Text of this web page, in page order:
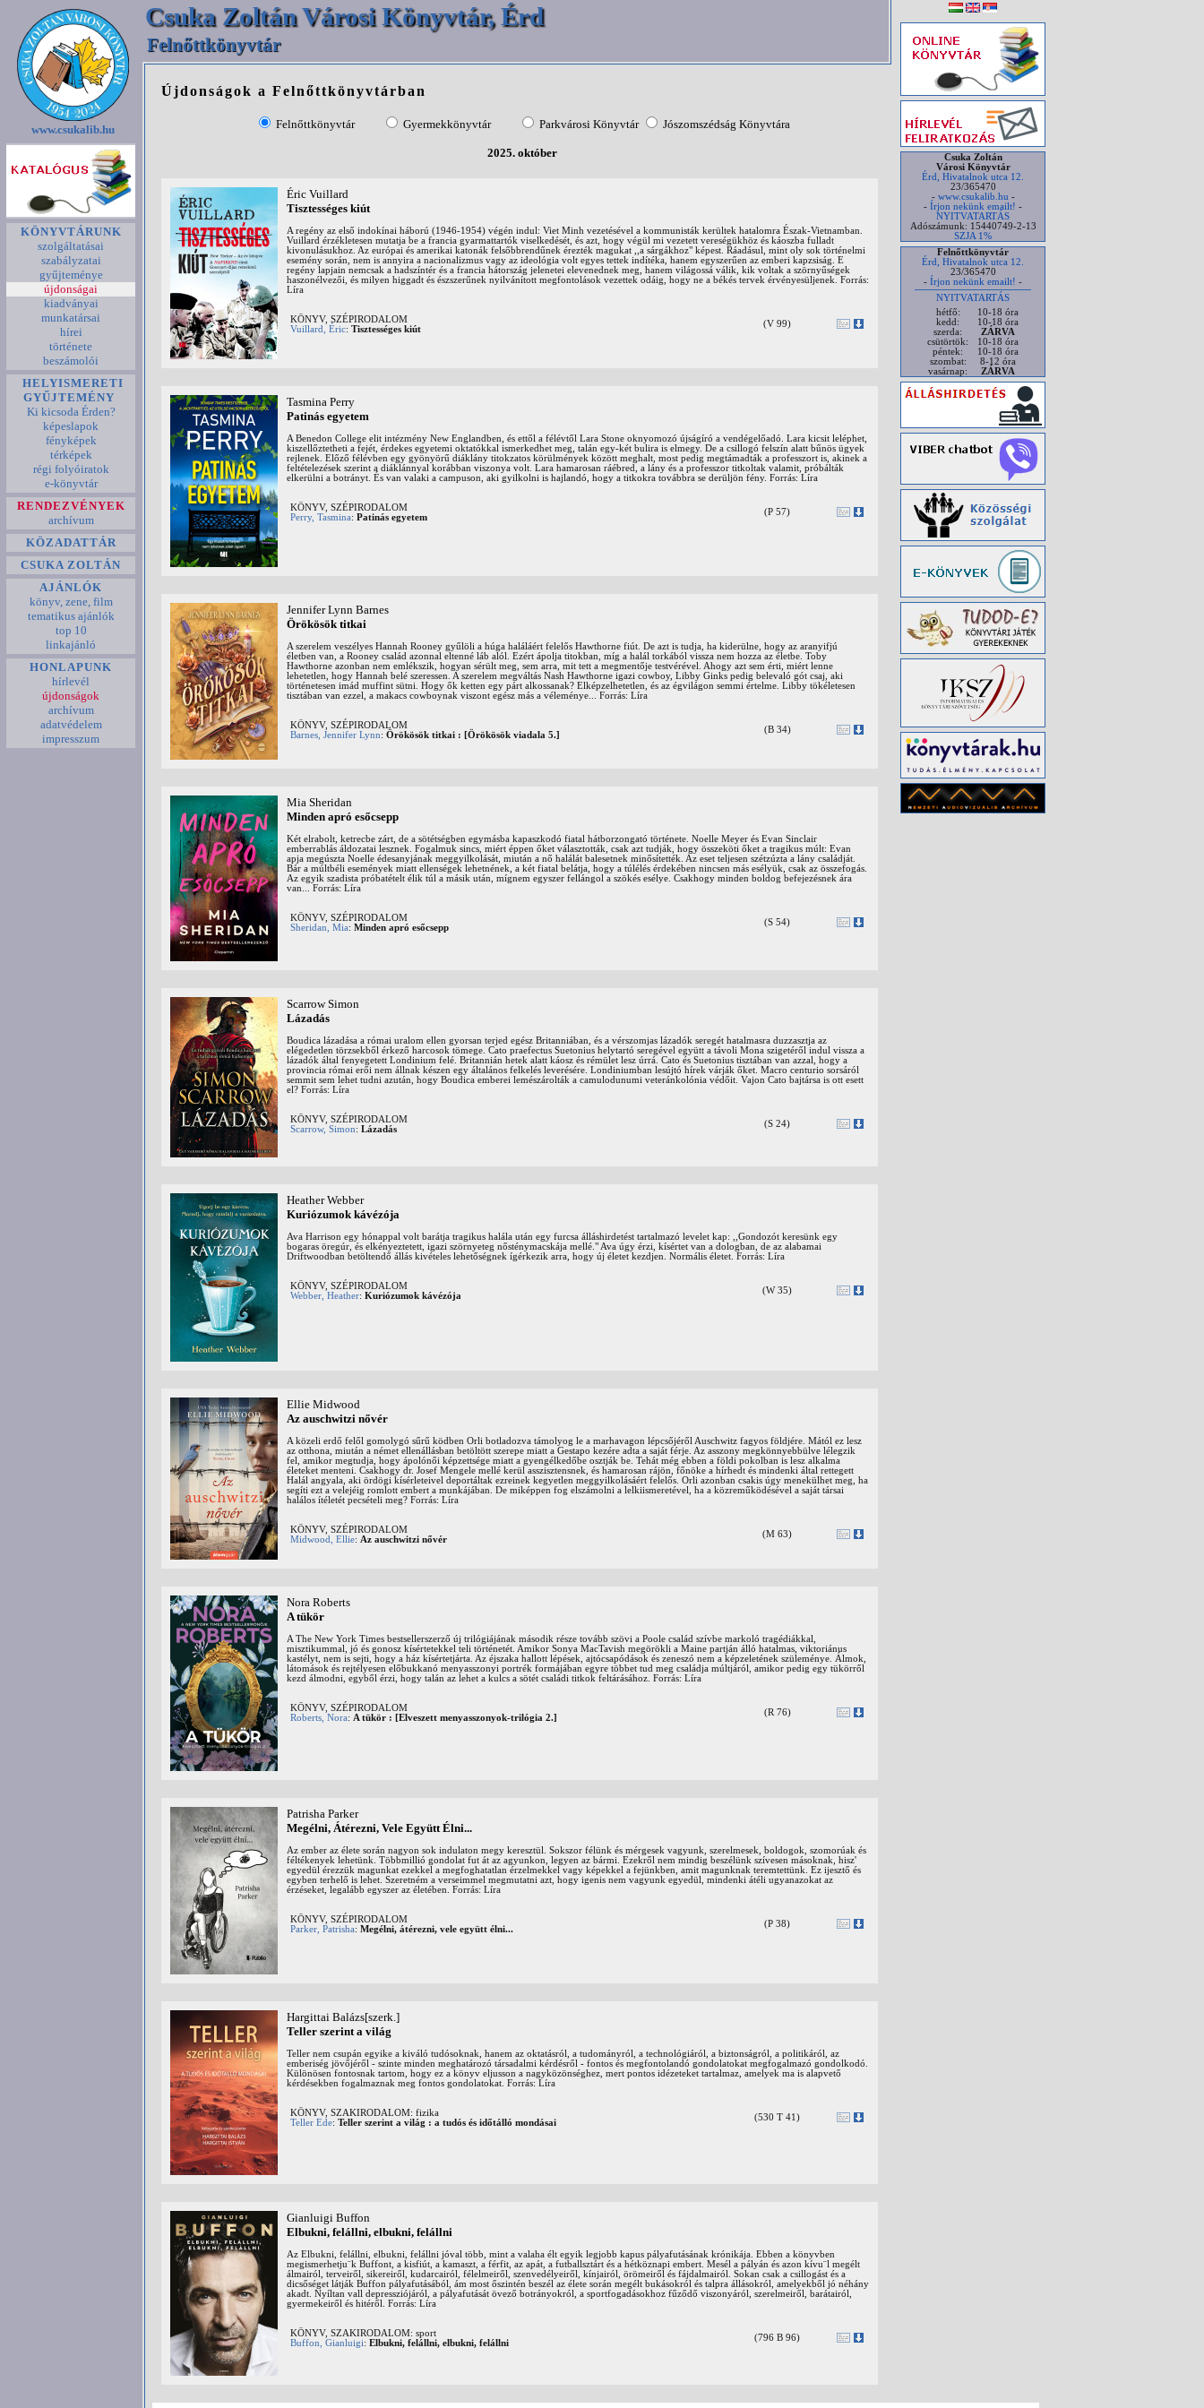
Csuka Zoltán Városi Könyvtár, Érd
Felnőttkönyvtár
www.csukalib.hu
KÖNYVTÁRUNK
szolgáltatásai
szabályzatai
gyűjteménye
újdonságai
kiadványai
munkatársai
hírei
története
beszámolói
HELYISMERETI
GYŰJTEMÉNY
Ki kicsoda Érden?
képeslapok
fényképek
térképek
régi folyóiratok
e-könyvtár
RENDEZVÉNYEK
archívum
KÖZADATTÁR
CSUKA ZOLTÁN
AJÁNLÓK
könyv, zene, film
tematikus ajánlók
top 10
linkajánló
HONLAPUNK
hírlevél
újdonságok
archívum
adatvédelem
impresszum
Újdonságok a Felnőttkönyvtárban
Felnőttkönyvtár Gyermekkönyvtár Parkvárosi Könyvtár Jószomszédság Könyvtára
2025. október
Éric Vuillard
Tisztességes kiút
A regény az első indokínai háború (1946-1954) végén indul: Viet Minh vezetésével a kommunisták kerültek hatalomra Észak-Vietnamban.
Vuillard érzékletesen mutatja be a francia gyarmattartók viselkedését, és azt, hogy végül mi vezetett vereségükhöz és káoszba fulladt
kivonulásukhoz. Az európai és amerikai katonák felsőbbrendűnek érezték magukat ,,a sárgákhoz" képest. Ráadásul, mint oly sok történelmi
esemény során, nem is annyira a nacionalizmus vagy az ideológia volt egyes tettek indítéka, hanem egyszerűen az emberi kapzsiság. E
regény lapjain nemcsak a hadszíntér és a francia hátország jelenetei elevenednek meg, hanem világossá válik, kik voltak a szörnyűségek
haszonélvezői, és milyen higgadt és észszerűnek nyilvánított megfontolások vezettek odáig, hogy ne a békés tervek érvényesüljenek. Forrás:
Líra
KÖNYV, SZÉPIRODALOM
Vuillard, Éric: Tisztességes kiút
(V 99)
Tasmina Perry
Patinás egyetem
A Benedon College elit intézmény New Englandben, és ettől a félévtől Lara Stone oknyomozó újságíró a vendégelőadó. Lara kicsit leléphet,
kiszellőztetheti a fejét, érdekes egyetemi oktatókkal ismerkedhet meg, talán egy-két bulira is elmegy. De a csillogó felszín alatt bűnös ügyek
rejlenek. Előző félévben egy gyönyörű diáklány titokzatos körülmények között meghalt, most pedig megtámadták a professzort is, akinek a
feltételezések szerint a diáklánnyal korábban viszonya volt. Lara hamarosan ráébred, a lány és a professzor titkoltak valamit, próbálták
elkerülni a botrányt. És van valaki a campuson, aki gyilkolni is hajlandó, hogy a titkokra továbbra se derüljön fény. Forrás: Líra
KÖNYV, SZÉPIRODALOM
Perry, Tasmina: Patinás egyetem
(P 57)
Jennifer Lynn Barnes
Örökösök titkai
A szerelem veszélyes Hannah Rooney gyűlöli a húga haláláért felelős Hawthorne fiút. De azt is tudja, ha kiderülne, hogy az aranyifjú
életben van, a Rooney család azonnal eltenné láb alól. Ezért ápolja titokban, míg a halál torkából vissza nem hozza az életbe. Toby
Hawthorne azonban nem emlékszik, hogyan sérült meg, sem arra, mit tett a megmentője testvérével. Ahogy azt sem érti, miért lenne
lehetetlen, hogy Hannah belé szeressen. A szerelem megváltás Nash Hawthorne igazi cowboy, Libby Ginks pedig belevaló gót csaj, aki
történetesen imád muffint sütni. Hogy ők ketten egy párt alkossanak? Elképzelhetetlen, és az égvilágon semmi értelme. Libby tökéletesen
tisztában van ezzel, a makacs cowboynak viszont egész más a véleménye... Forrás: Líra
KÖNYV, SZÉPIRODALOM
Barnes, Jennifer Lynn: Örökösök titkai : [Örökösök viadala 5.]
(B 34)
Mia Sheridan
Minden apró esőcsepp
Két elrabolt, ketrecbe zárt, de a sötétségben egymásba kapaszkodó fiatal hátborzongató története. Noelle Meyer és Evan Sinclair
emberrablás áldozatai lesznek. Fogalmuk sincs, miért éppen őket választották, csak azt tudják, hogy összeköti őket a tragikus múlt: Evan
apja megúszta Noelle édesanyjának meggyilkolását, miután a nő halálát balesetnek minősítették. Az eset teljesen szétzúzta a lány családját.
Bár a múltbéli események miatt ellenségek lehetnének, a két fiatal belátja, hogy a túlélés érdekében nincsen más esélyük, csak az összefogás.
Az egyik szadista próbatételt élik túl a másik után, mígnem egyszer fellángol a szökés esélye. Csakhogy minden boldog befejezésnek ára
van... Forrás: Líra
KÖNYV, SZÉPIRODALOM
Sheridan, Mia: Minden apró esőcsepp
(S 54)
Scarrow Simon
Lázadás
Boudica lázadása a római uralom ellen gyorsan terjed egész Britanniában, és a vérszomjas lázadók seregét hatalmasra duzzasztja az
elégedetlen törzsekből érkező harcosok tömege. Cato praefectus Suetonius helytartó seregével együtt a távoli Mona szigetéről indul vissza a
lázadók által fenyegetett Londinium felé. Britannián hetek alatt káosz és rémület lesz úrrá. Cato és Suetonius tisztában van azzal, hogy a
provincia római erői nem állnak készen egy általános felkelés leverésére. Londiniumban lesújtó hírek várják őket. Macro centurio sorsáról
semmit sem lehet tudni azután, hogy Boudica emberei lemészárolták a camulodunumi veteránkolónia védőit. Vajon Cato bajtársa is ott esett
el? Forrás: Líra
KÖNYV, SZÉPIRODALOM
Scarrow, Simon: Lázadás
(S 24)
Heather Webber
Kuriózumok kávézója
Ava Harrison egy hónappal volt barátja tragikus halála után egy furcsa álláshirdetést tartalmazó levelet kap: ,,Gondozót keresünk egy
bogaras öregúr, és elkényeztetett, igazi szörnyeteg nősténymacskája mellé." Ava úgy érzi, kísértet van a dologban, de az alabamai
Driftwoodban betöltendő állás kivételes lehetőségnek ígérkezik arra, hogy új életet kezdjen. Normális életet. Forrás: Líra
KÖNYV, SZÉPIRODALOM
Webber, Heather: Kuriózumok kávézója
(W 35)
Ellie Midwood
Az auschwitzi nővér
A közeli erdő felől gomolygó sűrű ködben Orli botladozva támolyog le a marhavagon lépcsőjéről Auschwitz fagyos földjére. Mától ez lesz
az otthona, miután a német ellenállásban betöltött szerepe miatt a Gestapo kezére adta a saját férje. Az asszony megkönnyebbülve lélegzik
fel, amikor megtudja, hogy ápolónői képzettsége miatt a gyengélkedőbe osztják be. Tehát még ebben a földi pokolban is lesz alkalma
életeket menteni. Csakhogy dr. Josef Mengele mellé kerül asszisztensnek, és hamarosan rájön, főnöke a hírhedt és mindenki által rettegett
Halál angyala, aki ördögi kísérleteivel deportáltak ezreinek kegyetlen meggyilkolásáért felelős. Orli azonban csakis úgy menekülhet meg, ha
segíti ezt a velejéig romlott embert a munkájában. De miképpen fog elszámolni a lelkiismeretével, ha a közreműködésével a saját társai
halálos ítéletét pecsételi meg? Forrás: Líra
KÖNYV, SZÉPIRODALOM
Midwood, Ellie: Az auschwitzi nővér
(M 63)
Nora Roberts
A tükör
A The New York Times bestsellerszerző új trilógiájának második része tovább szövi a Poole család szívbe markoló tragédiákkal,
misztikummal, jó és gonosz kísértetekkel teli történetét. Amikor Sonya MacTavish megörökli a Maine partján álló hatalmas, viktoriánus
kastélyt, nem is sejti, hogy a ház kísértetjárta. Az éjszaka hallott lépések, ajtócsapódások és zeneszó nem a képzeletének szüleménye. Álmok,
látomások és rejtélyesen előbukkanó menyasszonyi portrék formájában egyre többet tud meg családja múltjáról, amikor pedig egy tükörről
kezd álmodni, egyből érzi, hogy talán az lehet a kulcs a sötét családi titkok feltárásához. Forrás: Líra
KÖNYV, SZÉPIRODALOM
Roberts, Nora: A tükör : [Elveszett menyasszonyok-trilógia 2.]
(R 76)
Patrisha Parker
Megélni, Átérezni, Vele Együtt Élni...
Az ember az élete során nagyon sok indulaton megy keresztül. Sokszor félünk és mérgesek vagyunk, szerelmesek, boldogok, szomorúak és
féltékenyek lehetünk. Többmillió gondolat fut át az agyunkon, legyen az bármi. Ezekről nem mindig beszélünk szívesen másoknak, hisz'
egyedül érezzük magunkat ezekkel a megfoghatatlan érzelmekkel vagy képekkel a fejünkben, amit magunknak teremtettünk. Ez ijesztő és
egyben terhelő is lehet. Szeretném a verseimmel megmutatni azt, hogy igenis nem vagyunk egyedül, mindenki átéli ugyanazokat az
érzéseket, legalább egyszer az életében. Forrás: Líra
KÖNYV, SZÉPIRODALOM
Parker, Patrisha: Megélni, átérezni, vele együtt élni...
(P 38)
Hargittai Balázs[szerk.]
Teller szerint a világ
Teller nem csupán egyike a kiváló tudósoknak, hanem az oktatásról, a tudományról, a technológiáról, a biztonságról, a politikáról, az
emberiség jövőjéről - szinte minden meghatározó társadalmi kérdésről - fontos és megfontolandó gondolatokat megfogalmazó gondolkodó.
Különösen fontosnak tartom, hogy ez a könyv eljusson a nagyközönséghez, mert pontos idézeteket tartalmaz, amelyek ma is alapvető
kérdésekben fogalmaznak meg fontos gondolatokat. Forrás: Líra
KÖNYV, SZAKIRODALOM: fizika
Teller Ede: Teller szerint a világ : a tudós és időtálló mondásai
(530 T 41)
Gianluigi Buffon
Elbukni, felállni, elbukni, felállni
Az Elbukni, felállni, elbukni, felállni jóval több, mint a valaha élt egyik legjobb kapus pályafutásának krónikája. Ebben a könyvben
megismerhetju¨k Buffont, a kisfiút, a kamaszt, a férfit, az apát, a futballsztárt és a hétköznapi embert. Mesél a pályán és azon kívu¨l megélt
álmairól, terveiről, sikereiről, kudarcairól, félelmeiről, szenvedélyeiről, kínjairól, örömeiről és fájdalmairól. Sokan csak a csillogást és a
dicsőséget látják Buffon pályafutásából, ám most őszintén beszél az élete során megélt bukásokról és talpra állásokról, amelyekből jó néhány
akadt. Nyíltan vall depressziójáról, a pályafutását övező botrányokról, a sportfogadásokhoz fűződő viszonyáról, szerelmeiről, barátairól,
gyermekeiről és hitéről. Forrás: Líra
KÖNYV, SZAKIRODALOM: sport
Buffon, Gianluigi: Elbukni, felállni, elbukni, felállni
(796 B 96)
Csuka Zoltán
Városi Könyvtár
Érd, Hivatalnok utca 12.
23/365470
- www.csukalib.hu -
- Írjon nekünk emailt! -
NYITVATARTÁS
Adószámunk: 15440749-2-13
SZJA 1%
Felnőttkönyvtár
Érd, Hivatalnok utca 12.
23/365470
- Írjon nekünk emailt! -
NYITVATARTÁS
hétfő:
10-18 óra
kedd:
10-18 óra
szerda:
ZÁRVA
csütörtök:
10-18 óra
péntek:
10-18 óra
szombat:
8-12 óra
vasárnap:
ZÁRVA